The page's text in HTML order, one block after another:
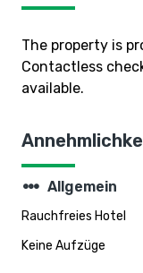
The property is
Contactless
available.
steppers Allgemein
Rauchfreies Hotel
Keine Aufzüge